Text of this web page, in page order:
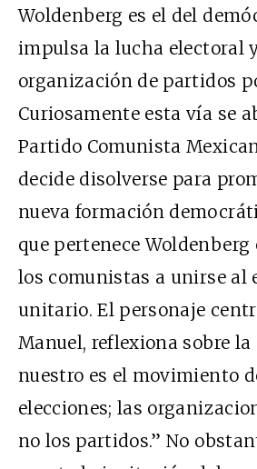
Woldenberg es el del
impulsa la lucha electoral
organización de partidos
Curiosamente esta vía se
Partido Comunista
decide disolverse para
nueva formación
que pertenece
los comunistas a unirse al
unitario. El personaje
Manuel, reflexiona sobre la
nuestro es el movimiento
elecciones; las
no los partidos.” No